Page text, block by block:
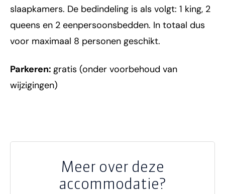
slaapkamers. De bedindeling is als volgt: 1 king, 2
queens en 2 eenpersoonsbedden. In totaal dus
voor maximaal 8 personen geschikt.
Parkeren: gratis (onder voorbehoud van
wijzigingen)
Meer over deze
accommodatie?